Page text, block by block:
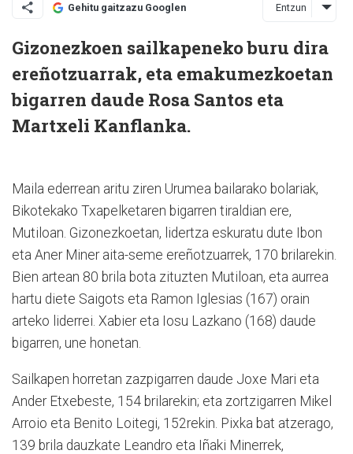
Gehitu gaitzazu Googlen Entzun
Gizonezkoen sailkapeneko buru dira
ereñotzuarrak, eta emakumezkoetan
bigarren daude Rosa Santos eta
Martxeli Kanflanka.
Maila ederrean aritu ziren Urumea bailarako bolariak,
Bikotekako Txapelketaren bigarren tiraldian ere,
Mutiloan. Gizonezkoetan, lidertza eskuratu dute Ibon
eta Aner Miner aita-seme ereñotzuarrek, 170 brilarekin.
Bien artean 80 brila bota zituzten Mutiloan, eta aurrea
hartu diete Saigots eta Ramon Iglesias (167) orain
arteko liderrei. Xabier eta Iosu Lazkano (168) daude
bigarren, une honetan.
Sailkapen horretan zazpigarren daude Joxe Mari eta
Ander Etxebeste, 154 brilarekin; eta zortzigarren Mikel
Arroio eta Benito Loitegi, 152rekin. Pixka bat atzerago,
139 brila dauzkate Leandro eta Iñaki Minerrek,